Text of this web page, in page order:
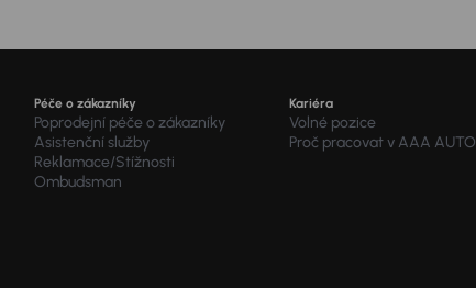
Péče o zákazníky
Poprodejní péče o zákazníky
Asistenční služby
Reklamace/Stížnosti
Ombudsman
Kariéra
Volné pozice
Proč pracovat v AAA AUTO